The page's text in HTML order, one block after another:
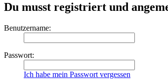
Du musst registriert und
Benutzername:
Passwort:
Ich habe mein Passwort vergessen